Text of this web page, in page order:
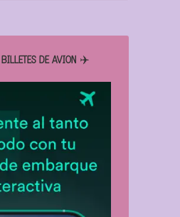
DE AVIÓN ✈️